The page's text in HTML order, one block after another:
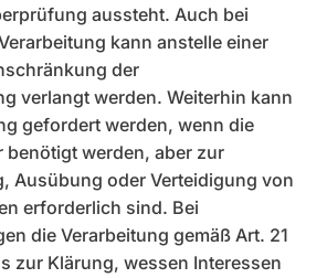
aussteht. Auch bei
kann anstelle einer
der
verlangt werden. Weiterhin kann
gefordert werden, wenn die
benötigt werden, aber zur
Ausübung oder Verteidigung von
erforderlich sind. Bei
die Verarbeitung gemäß Art. 21
zur Klärung, wessen Interessen